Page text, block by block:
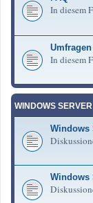
In diesem
Umfragen
In diesem
WINDOWS
Windows
Windows